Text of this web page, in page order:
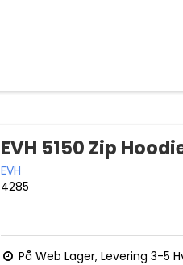
EVH 5150 Zip
EVH
4285
På Web Lager, Levering 3-5